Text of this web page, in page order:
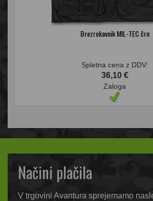
Brezrokavnik MIL-TEC črn
Spletna cena z DDV:
36,10 €
Zaloga
Načini plačila
V trgovini Avantura sprejemamo